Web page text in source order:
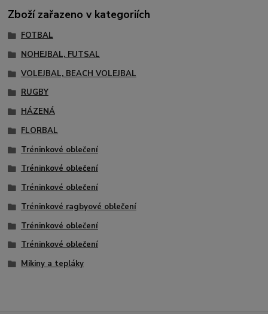
Zboží zařazeno v kategoriích
FOTBAL
NOHEJBAL, FUTSAL
VOLEJBAL, BEACH VOLEJBAL
RUGBY
HÁZENÁ
FLORBAL
Tréninkové oblečení
Tréninkové oblečení
Tréninkové oblečení
Tréninkové ragbyové oblečení
Tréninkové oblečení
Tréninkové oblečení
Mikiny a tepláky